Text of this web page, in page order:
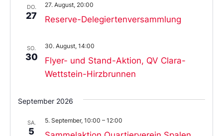
DO.
27 Reserve-Delegiertenversammlung
27. August, 20:00
SO.
30
Flyer- und Stand-Aktion, QV Clara-
Wettstein-Hirzbrunnen
30. August, 14:00
September 2026
SA.
5
5. September, 10:00 – 12:00